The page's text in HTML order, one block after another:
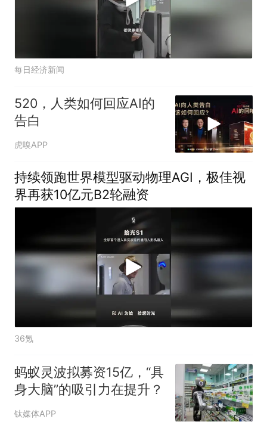
每日经济新闻
520，人类如何回应AI的
告白
虎嗅APP
持续领跑世界模型驱动物理AGI，极佳视
界再获10亿元B2轮融资
36氪
蚂蚁灵波拟募资15亿，“具
身大脑”的吸引力在提升？
钛媒体APP